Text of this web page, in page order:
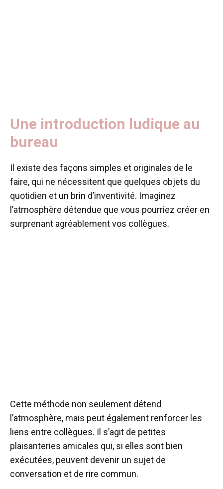
Une introduction ludique au
bureau
Il existe des façons simples et originales de le
faire, qui ne nécessitent que quelques objets du
quotidien et un brin d’inventivité. Imaginez
l’atmosphère détendue que vous pourriez créer en
surprenant agréablement vos collègues.
Cette méthode non seulement détend
l’atmosphère, mais peut également renforcer les
liens entre collègues. Il s’agit de petites
plaisanteries amicales qui, si elles sont bien
exécutées, peuvent devenir un sujet de
conversation et de rire commun.